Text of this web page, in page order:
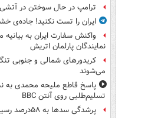
ترامپ در حال سوختن در
ایران را تست نکنید! جاده‌ی
واکنش سفارت ایران به بیانیه
نمایندگان پارلمان اتریش
کریدورهای شمالی و جنوبی
می‌شوند
پاسخ قاطع ملیحه محمدی به
تسلیم‌طلبی روی آنتن BBC
پرشدگی سدها به ۵۸درصد رسید